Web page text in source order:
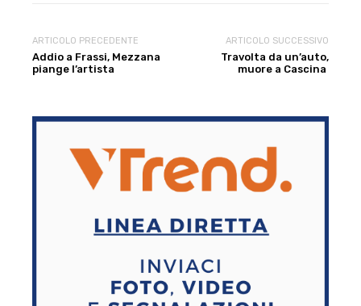
ARTICOLO PRECEDENTE
Addio a Frassi, Mezzana
piange l’artista
ARTICOLO SUCCESSIVO
Travolta da un’auto,
muore a Cascina